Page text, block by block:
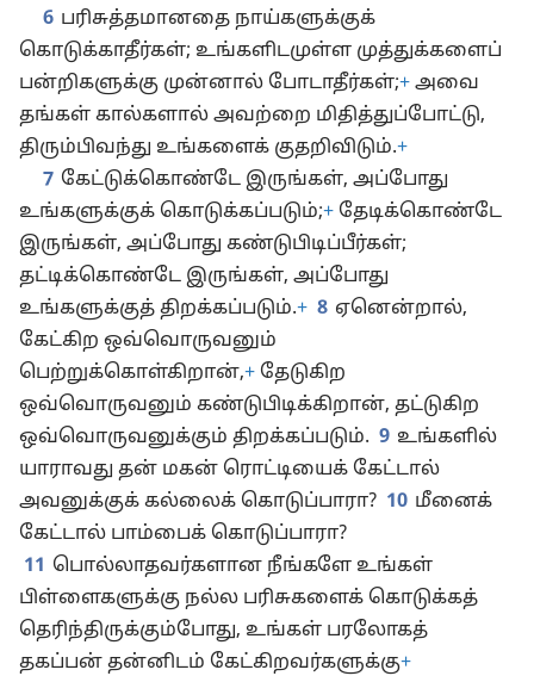
6 பரிசுத்தமானதை நாய்களுக்குக்
கொடுக்காதீர்கள்; உங்களிடமுள்ள முத்துக்களைப்
பன்றிகளுக்கு முன்னால் போடாதீர்கள்;+ அவை
தங்கள் கால்களால் அவற்றை மிதித்துப்போட்டு,
திரும்பிவந்து உங்களைக் குதறிவிடும்.+
7 கேட்டுக்கொண்டே இருங்கள், அப்போது
உங்களுக்குக் கொடுக்கப்படும்;+ தேடிக்கொண்டே
இருங்கள், அப்போது கண்டுபிடிப்பீர்கள்;
தட்டிக்கொண்டே இருங்கள், அப்போது
உங்களுக்குத் திறக்கப்படும்.+ 8 ஏனென்றால்,
கேட்கிற ஒவ்வொருவனும்
பெற்றுக்கொள்கிறான்,+ தேடுகிற
ஒவ்வொருவனும் கண்டுபிடிக்கிறான், தட்டுகிற
ஒவ்வொருவனுக்கும் திறக்கப்படும். 9 உங்களில்
யாராவது தன் மகன் ரொட்டியைக் கேட்டால்
அவனுக்குக் கல்லைக் கொடுப்பாரா? 10 மீனைக்
கேட்டால் பாம்பைக் கொடுப்பாரா?
11 பொல்லாதவர்களான நீங்களே உங்கள்
பிள்ளைகளுக்கு நல்ல பரிசுகளைக் கொடுக்கத்
தெரிந்திருக்கும்போது, உங்கள் பரலோகத்
தகப்பன் தன்னிடம் கேட்கிறவர்களுக்கு+